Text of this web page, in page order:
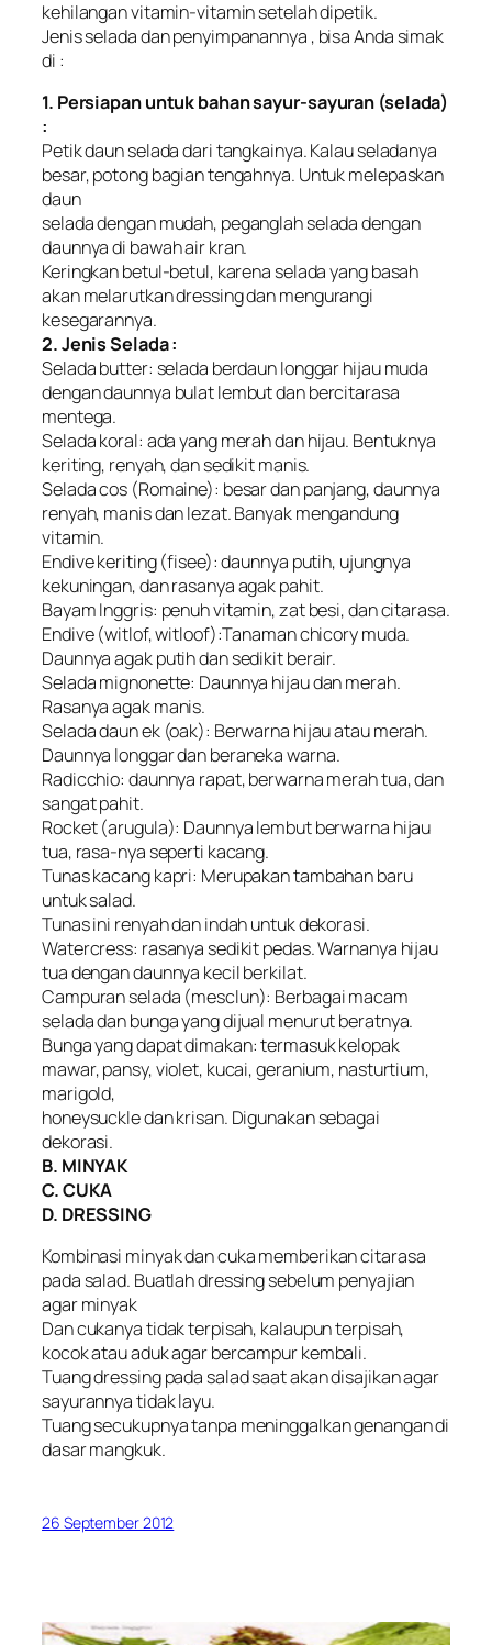
kehilangan vitamin-vitamin setelah dipetik.
Jenis selada dan penyimpanannya , bisa Anda simak
di :
1. Persiapan untuk bahan sayur-sayuran (selada)
:
Petik daun selada dari tangkainya. Kalau seladanya
besar, potong bagian tengahnya. Untuk melepaskan
daun
selada dengan mudah, peganglah selada dengan
daunnya di bawah air kran.
Keringkan betul-betul, karena selada yang basah
akan melarutkan dressing dan mengurangi
kesegarannya.
2. Jenis Selada :
Selada butter: selada berdaun longgar hijau muda
dengan daunnya bulat lembut dan bercitarasa
mentega.
Selada koral: ada yang merah dan hijau. Bentuknya
keriting, renyah, dan sedikit manis.
Selada cos (Romaine): besar dan panjang, daunnya
renyah, manis dan lezat. Banyak mengandung
vitamin.
Endive keriting (fisee): daunnya putih, ujungnya
kekuningan, dan rasanya agak pahit.
Bayam Inggris: penuh vitamin, zat besi, dan citarasa.
Endive (witlof, witloof):Tanaman chicory muda.
Daunnya agak putih dan sedikit berair.
Selada mignonette: Daunnya hijau dan merah.
Rasanya agak manis.
Selada daun ek (oak): Berwarna hijau atau merah.
Daunnya longgar dan beraneka warna.
Radicchio: daunnya rapat, berwarna merah tua, dan
sangat pahit.
Rocket (arugula): Daunnya lembut berwarna hijau
tua, rasa-nya seperti kacang.
Tunas kacang kapri: Merupakan tambahan baru
untuk salad.
Tunas ini renyah dan indah untuk dekorasi.
Watercress: rasanya sedikit pedas. Warnanya hijau
tua dengan daunnya kecil berkilat.
Campuran selada (mesclun): Berbagai macam
selada dan bunga yang dijual menurut beratnya.
Bunga yang dapat dimakan: termasuk kelopak
mawar, pansy, violet, kucai, geranium, nasturtium,
marigold,
honeysuckle dan krisan. Digunakan sebagai
dekorasi.
B. MINYAK
C. CUKA
D. DRESSING
Kombinasi minyak dan cuka memberikan citarasa
pada salad. Buatlah dressing sebelum penyajian
agar minyak
Dan cukanya tidak terpisah, kalaupun terpisah,
kocok atau aduk agar bercampur kembali.
Tuang dressing pada salad saat akan disajikan agar
sayurannya tidak layu.
Tuang secukupnya tanpa meninggalkan genangan di
dasar mangkuk.
26 September 2012